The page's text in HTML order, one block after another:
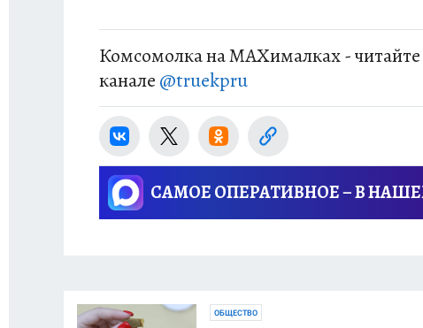
Комсомолка на MAXималках -
канале @truekpru
САМОЕ ОПЕРАТИВНОЕ – В
ОБЩЕСТВО